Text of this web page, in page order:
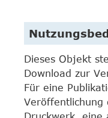
Dieses Objekt
Download zur
Für eine
Veröffentlichung